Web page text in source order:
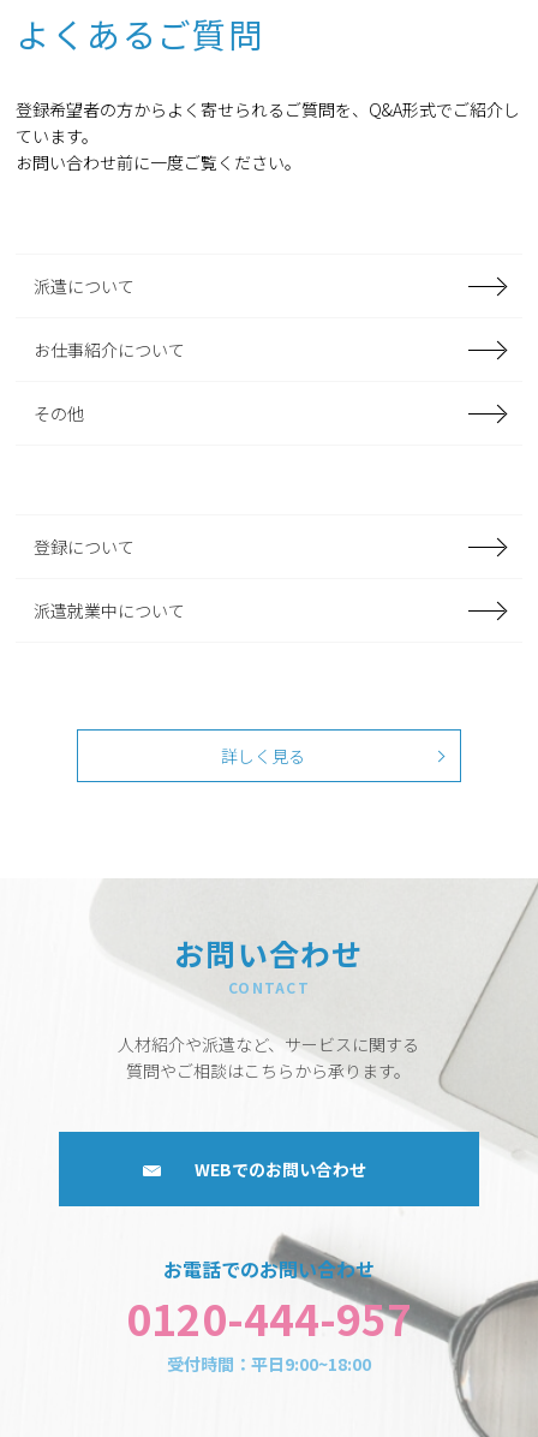
よくあるご質問
登録希望者の方からよく寄せられるご質問を、Q&A形式でご紹介し
ています。
お問い合わせ前に一度ご覧ください。
派遣について
お仕事紹介について
その他
登録について
派遣就業中について
詳しく見る
お問い合わせ
CONTACT
人材紹介や派遣など、サービスに関する
質問やご相談はこちらから承ります。
WEBでのお問い合わせ
お電話でのお問い合わせ
0120-444-957
受付時間：平日9:00~18:00